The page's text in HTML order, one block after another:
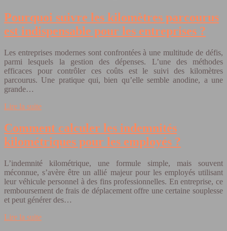
Pourquoi suivre les kilomètres parcourus
est indispensable pour les entreprises ?
Les entreprises modernes sont confrontées à une multitude de défis,
parmi lesquels la gestion des dépenses. L’une des méthodes
efficaces pour contrôler ces coûts est le suivi des kilomètres
parcourus. Une pratique qui, bien qu’elle semble anodine, a une
grande…
Lire la suite
Comment calculer les indemnités
kilométriques pour les employés ?
L’indemnité kilométrique, une formule simple, mais souvent
méconnue, s’avère être un allié majeur pour les employés utilisant
leur véhicule personnel à des fins professionnelles. En entreprise, ce
remboursement de frais de déplacement offre une certaine souplesse
et peut générer des…
Lire la suite